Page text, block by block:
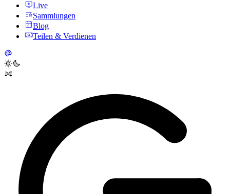
Live
Sammlungen
Blog
Teilen & Verdienen